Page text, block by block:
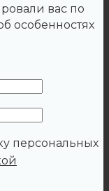
вас по
особенностях
персональных